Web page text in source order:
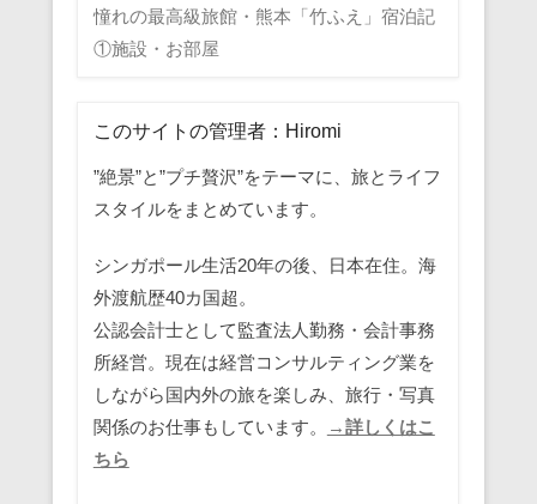
憧れの最高級旅館・熊本「竹ふえ」宿泊記
①施設・お部屋
このサイトの管理者：Hiromi
”絶景”と”プチ贅沢”をテーマに、旅とライフ
スタイルをまとめています。
シンガポール生活20年の後、日本在住。海
外渡航歴40カ国超。
公認会計士として監査法人勤務・会計事務
所経営。現在は経営コンサルティング業を
しながら国内外の旅を楽しみ、旅行・写真
関係のお仕事もしています。
→詳しくはこ
ちら